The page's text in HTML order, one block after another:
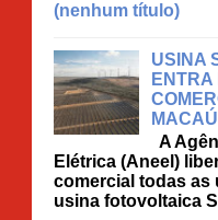
(nenhum título)
USINA
A
Elétrica (Aneel)
comercial todas as
usina fotovoltaica